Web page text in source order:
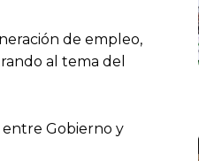
de empleo,
al tema del
Gobierno y